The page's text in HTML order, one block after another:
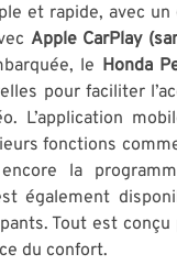
et rapide, avec un
Apple CarPlay
le Honda
pour faciliter
L’application
fonctions
la
également
Tout est
du confort.